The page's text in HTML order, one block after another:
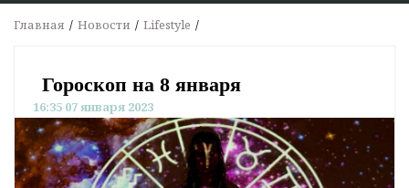
Главная Новости Lifestyle
Гороскоп на 8 января
16:35 07 января 2023